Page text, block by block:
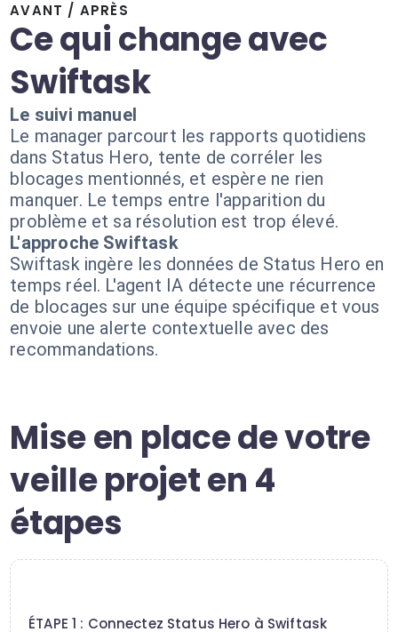
AVANT / APRÈS
Ce qui change avec
Swiftask
Le suivi manuel
Le manager parcourt les rapports quotidiens
dans Status Hero, tente de corréler les
blocages mentionnés, et espère ne rien
manquer. Le temps entre l'apparition du
problème et sa résolution est trop élevé.
L'approche Swiftask
Swiftask ingère les données de Status Hero en
temps réel. L'agent IA détecte une récurrence
de blocages sur une équipe spécifique et vous
envoie une alerte contextuelle avec des
recommandations.
Mise en place de votre
veille projet en 4
étapes
ÉTAPE 1 : Connectez Status Hero à Swiftask